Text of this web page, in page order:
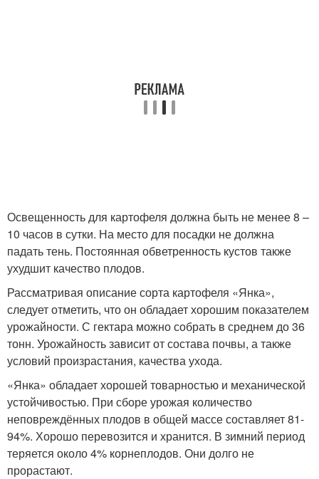
Освещенность для картофеля должна быть не менее 8 –
10 часов в сутки. На место для посадки не должна
падать тень. Постоянная обветренность кустов также
ухудшит качество плодов.
Рассматривая описание сорта картофеля «Янка»,
следует отметить, что он обладает хорошим показателем
урожайности. С гектара можно собрать в среднем до 36
тонн. Урожайность зависит от состава почвы, а также
условий произрастания, качества ухода.
«Янка» обладает хорошей товарностью и механической
устойчивостью. При сборе урожая количество
неповреждённых плодов в общей массе составляет 81-
94%. Хорошо перевозится и хранится. В зимний период
теряется около 4% корнеплодов. Они долго не
прорастают.